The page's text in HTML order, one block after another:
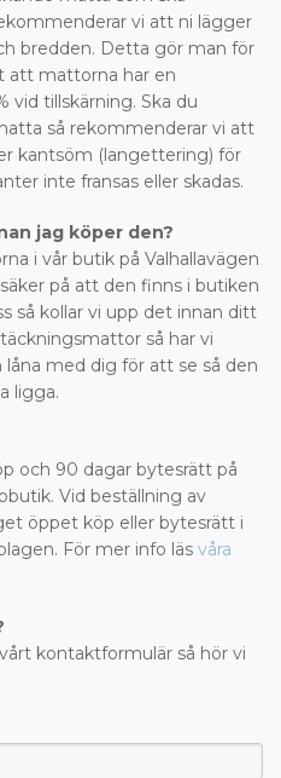
vi att ni lägger
bredden. Detta gör man för
att mattorna har en
vid tillskärning. Ska du
så rekommenderar vi att
kantsöm (langettering) för
inte fransas eller skadas.
jag köper den?
i vår butik på Valhallavägen
på att den finns i butiken
så kollar vi upp det innan ditt
så har vi
med dig för att se så den
ligga.
och 90 dagar bytesrätt på
Vid beställning av
öppet köp eller bytesrätt i
För mer info läs våra
kontaktformulär så hör vi